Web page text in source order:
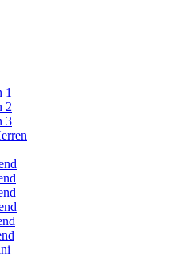
1
2
3